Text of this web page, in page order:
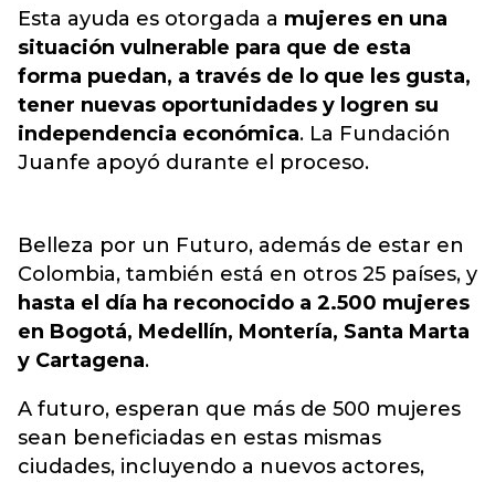
Esta ayuda es otorgada a mujeres en una
situación vulnerable para que de esta
forma puedan, a través de lo que les gusta,
tener nuevas oportunidades y logren su
independencia económica. La Fundación
Juanfe apoyó durante el proceso.
Belleza por un Futuro, además de estar en
Colombia, también está en otros 25 países, y
hasta el día ha reconocido a 2.500 mujeres
en Bogotá, Medellín, Montería, Santa Marta
y Cartagena.
A futuro, esperan que más de 500 mujeres
sean beneficiadas en estas mismas
ciudades, incluyendo a nuevos actores,